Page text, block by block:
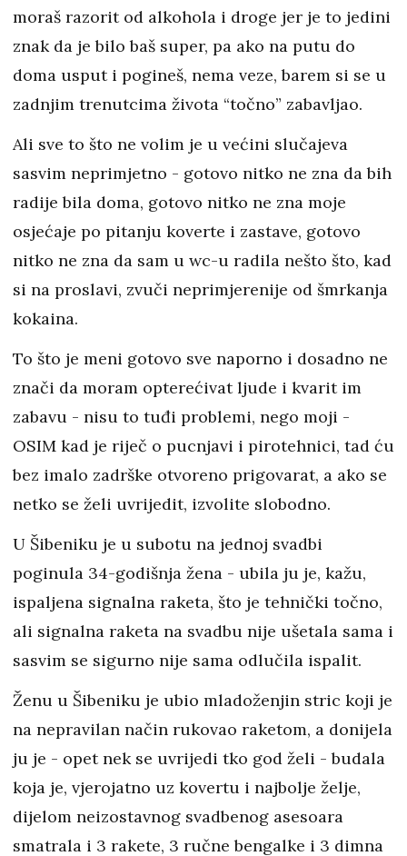
moraš razorit od alkohola i droge jer je to jedini
znak da je bilo baš super, pa ako na putu do
doma usput i pogineš, nema veze, barem si se u
zadnjim trenutcima života “točno” zabavljao.
Ali sve to što ne volim je u većini slučajeva
sasvim neprimjetno - gotovo nitko ne zna da bih
radije bila doma, gotovo nitko ne zna moje
osjećaje po pitanju koverte i zastave, gotovo
nitko ne zna da sam u wc-u radila nešto što, kad
si na proslavi, zvuči neprimjerenije od šmrkanja
kokaina.
To što je meni gotovo sve naporno i dosadno ne
znači da moram opterećivat ljude i kvarit im
zabavu - nisu to tuđi problemi, nego moji -
OSIM kad je riječ o pucnjavi i pirotehnici, tad ću
bez imalo zadrške otvoreno prigovarat, a ako se
netko se želi uvrijedit, izvolite slobodno.
U Šibeniku je u subotu na jednoj svadbi
poginula 34-godišnja žena - ubila ju je, kažu,
ispaljena signalna raketa, što je tehnički točno,
ali signalna raketa na svadbu nije ušetala sama i
sasvim se sigurno nije sama odlučila ispalit.
Ženu u Šibeniku je ubio mladoženjin stric koji je
na nepravilan način rukovao raketom, a donijela
ju je - opet nek se uvrijedi tko god želi - budala
koja je, vjerojatno uz kovertu i najbolje želje,
dijelom neizostavnog svadbenog asesoara
smatrala i 3 rakete, 3 ručne bengalke i 3 dimna